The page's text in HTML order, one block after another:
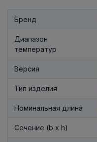
Бренд
Диапазон
температур
Версия
Тип изделия
Номинальная длина
Сечение (b x h)